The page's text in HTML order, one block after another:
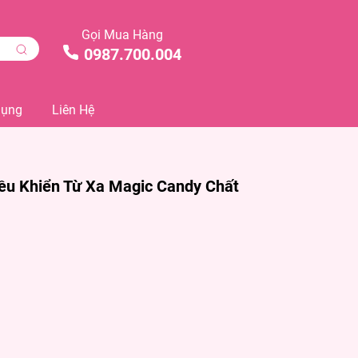
Gọi Mua Hàng
0987.700.004
Liên Hệ
Khiển Từ Xa Magic Candy Chất